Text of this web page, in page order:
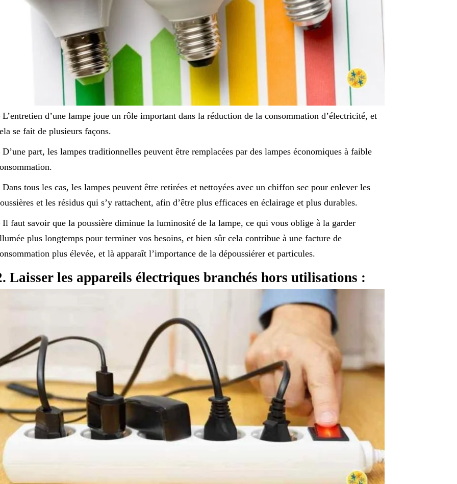
L’entretien d’une lampe joue un rôle important dans la réduction de la consommation d’électricité, et
se fait de plusieurs façons.
D’une part, les lampes traditionnelles peuvent être remplacées par des lampes économiques à faible
Dans tous les cas, les lampes peuvent être retirées et nettoyées avec un chiffon sec pour enlever les
et les résidus qui s’y rattachent, afin d’être plus efficaces en éclairage et plus durables.
Il faut savoir que la poussière diminue la luminosité de la lampe, ce qui vous oblige à la garder
plus longtemps pour terminer vos besoins, et bien sûr cela contribue à une facture de
plus élevée, et là apparaît l’importance de la dépoussiérer et particules.
Laisser les appareils électriques branchés hors utilisations :